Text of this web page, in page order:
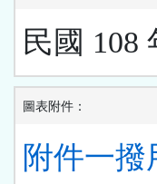
民國 108
圖表附件：
附件一撥